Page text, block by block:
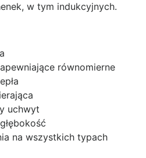
w tym indukcyjnych.
równomierne
uchwyt
na wszystkich typach